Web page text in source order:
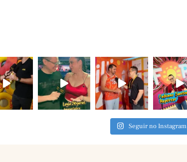
Seguir no Instagram